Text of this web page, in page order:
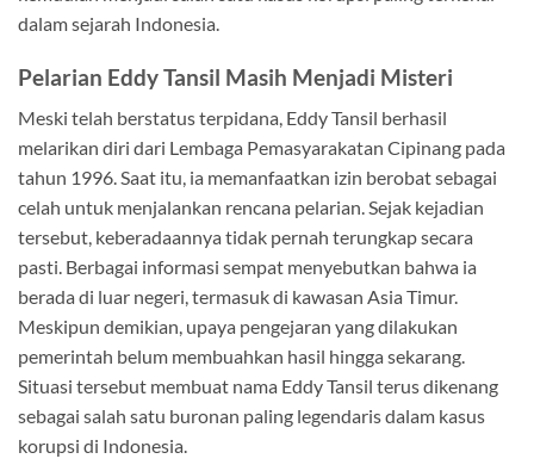
dalam sejarah Indonesia.
Pelarian Eddy Tansil Masih Menjadi Misteri
Meski telah berstatus terpidana, Eddy Tansil berhasil
melarikan diri dari Lembaga Pemasyarakatan Cipinang pada
tahun 1996. Saat itu, ia memanfaatkan izin berobat sebagai
celah untuk menjalankan rencana pelarian. Sejak kejadian
tersebut, keberadaannya tidak pernah terungkap secara
pasti. Berbagai informasi sempat menyebutkan bahwa ia
berada di luar negeri, termasuk di kawasan Asia Timur.
Meskipun demikian, upaya pengejaran yang dilakukan
pemerintah belum membuahkan hasil hingga sekarang.
Situasi tersebut membuat nama Eddy Tansil terus dikenang
sebagai salah satu buronan paling legendaris dalam kasus
korupsi di Indonesia.